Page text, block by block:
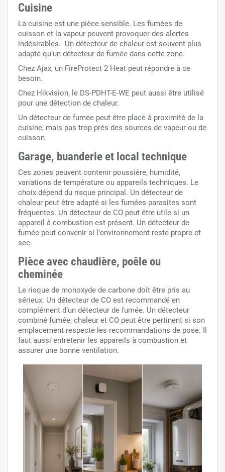
Cuisine
La cuisine est une pièce sensible. Les fumées de
cuisson et la vapeur peuvent provoquer des alertes
indésirables. Un détecteur de chaleur est souvent plus
adapté qu’un détecteur de fumée dans cette zone.
Chez Ajax, un FireProtect 2 Heat peut répondre à ce
besoin.
Chez Hikvision, le DS-PDHT-E-WE peut aussi être utilisé
pour une détection de chaleur.
Un détecteur de fumée peut être placé à proximité de la
cuisine, mais pas trop près des sources de vapeur ou de
cuisson.
Garage, buanderie et local technique
Ces zones peuvent contenir poussière, humidité,
variations de température ou appareils techniques. Le
choix dépend du risque principal. Un détecteur de
chaleur peut être adapté si les fumées parasites sont
fréquentes. Un détecteur de CO peut être utile si un
appareil à combustion est présent. Un détecteur de
fumée peut convenir si l’environnement reste propre et
sec.
Pièce avec chaudière, poêle ou
cheminée
Le risque de monoxyde de carbone doit être pris au
sérieux. Un détecteur de CO est recommandé en
complément d’un détecteur de fumée. Un détecteur
combiné fumée, chaleur et CO peut être pertinent si son
emplacement respecte les recommandations de pose. Il
faut aussi entretenir les appareils à combustion et
assurer une bonne ventilation.